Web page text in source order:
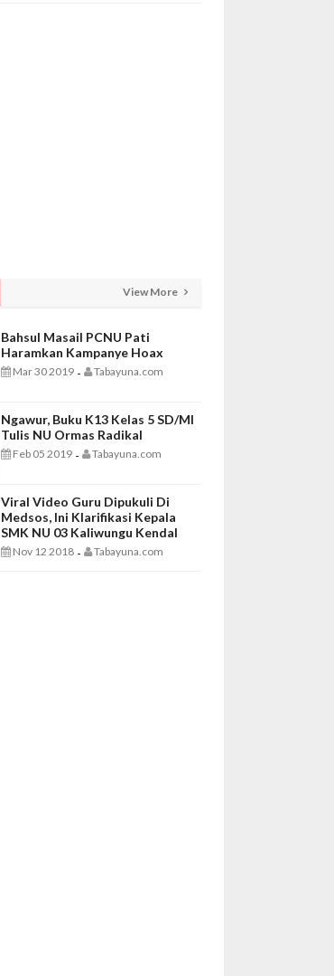
View More
Bahsul Masail PCNU Pati
Haramkan Kampanye Hoax
Mar 30 2019 - Tabayuna.com
Ngawur, Buku K13 Kelas 5 SD/MI
Tulis NU Ormas Radikal
Feb 05 2019 - Tabayuna.com
Viral Video Guru Dipukuli Di
Medsos, Ini Klarifikasi Kepala
SMK NU 03 Kaliwungu Kendal
Nov 12 2018 - Tabayuna.com